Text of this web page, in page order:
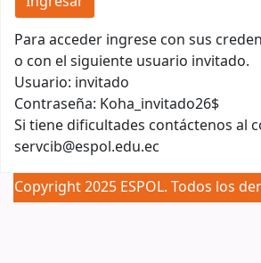
Para acceder ingrese con sus
o con el siguiente usuario invitado.
Usuario: invitado
Contraseña: Koha_invitado26$
Si tiene dificultades contáctenos al
servcib@espol.edu.ec
Copyright 2025 ESPOL. Todos los